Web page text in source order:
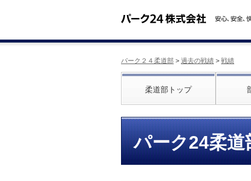
パーク２４柔道部 > 過去の戦績 > 戦績
柔道部トップ
パーク24柔道